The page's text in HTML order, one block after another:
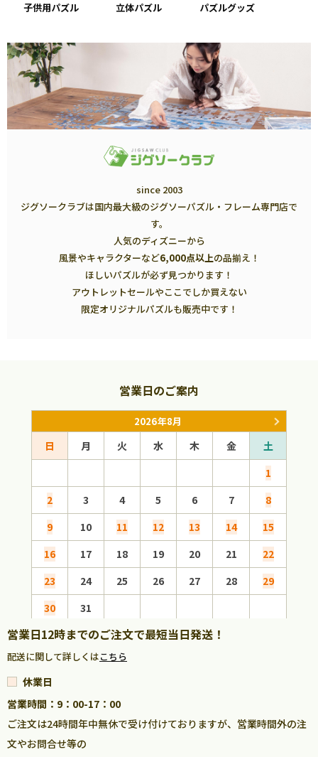
子供用パズル 立体パズル パズルグッズ
since 2003
ジグソークラブは国内最大級のジグソーパズル・フレーム専門店で
す。
人気のディズニーから
風景やキャラクターなど6,000点以上の品揃え！
ほしいパズルが必ず見つかります！
アウトレットセールやここでしか買えない
限定オリジナルパズルも販売中です！
営業日のご案内
2026年8月
日 月 火 水 木 金
土
1
2
3 4 5 6 7
8
9
10 11 12 13 14
15
16
17 18 19 20 21
22
23
24 25 26 27 28
29
30
31
営業日12時までのご注文で最短当日発送！
配送に関して詳しくはこちら
休業日
営業時間：9：00-17：00
ご注文は24時間年中無休で受け付けておりますが、営業時間外の注
文やお問合せ等の